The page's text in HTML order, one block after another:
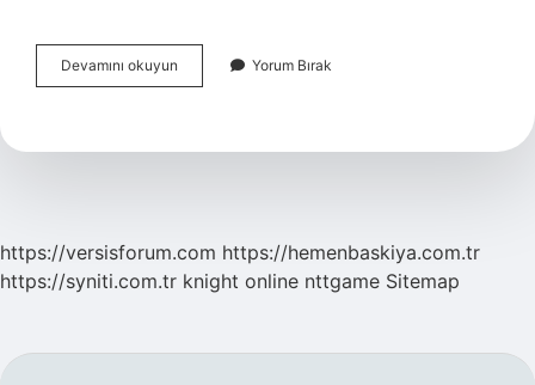
Devamını okuyun
Sahibi
Yorum Bırak
https://versisforum.com https://hemenbaskiya.com.tr
https://syniti.com.tr knight online nttgame Sitemap